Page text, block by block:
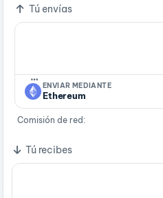
Tú envías
…
ENVIAR MEDIANTE
Ethereum
Comisión de red:
Tú recibes